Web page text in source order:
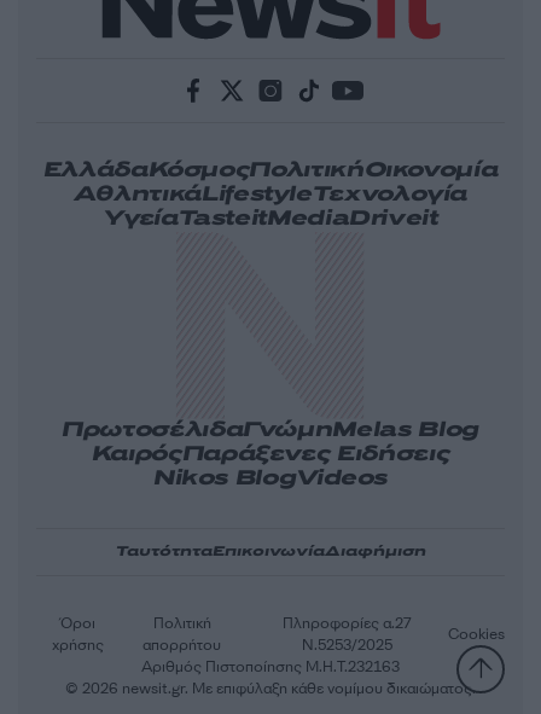
ΕλλάδαΚόσμοςΠολιτικήΟικονομία
ΑθλητικάLifestyleΤεχνολογία
ΥγείαTasteitMediaDriveit
ΠρωτοσέλιδαΓνώμηMelas Blog
ΚαιρόςΠαράξενες Ειδήσεις
Nikos BlogVideos
ΤαυτότηταΕπικοινωνίαΔιαφήμιση
Αριθμός Πιστοποίησης Μ.Η.Τ.232163
Όροι
χρήσης
Πολιτική
απορρήτου
Πληροφορίες α.27
Ν.5253/2025
Cookies
© 2026 newsit.gr. Με επιφύλαξη κάθε νομίμου δικαιώματος.